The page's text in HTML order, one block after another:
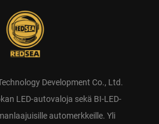
Development Co., Ltd.
LED-autovaloja sekä BI-LED-
automerkkeille. Yli